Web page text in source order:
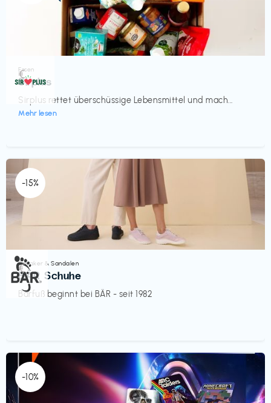
Essen
Sirplus
Sirplus rettet überschüssige Lebensmittel und mach...
Mehr lesen
€‎
-15%
Sneaker & Sandalen
BÄR Schuhe
Barfuß beginnt bei BÄR - seit 1982
€‎
-10%